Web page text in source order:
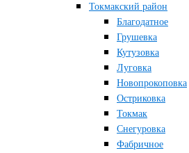
Токмакский район
Благодатное
Грушевка
Кутузовка
Луговка
Новопрокоповка
Остриковка
Токмак
Снегуровка
Фабричное